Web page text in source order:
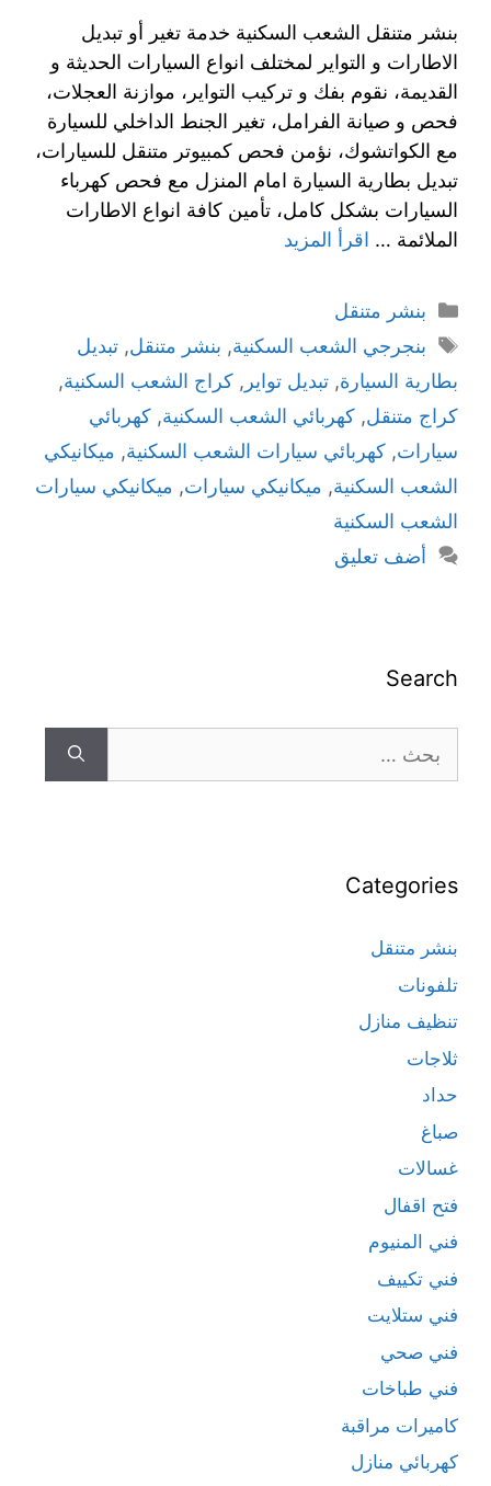
بنشر متنقل الشعب السكنية خدمة تغير أو تبديل
الاطارات و التواير لمختلف انواع السيارات الحديثة و
القديمة، نقوم بفك و تركيب التواير، موازنة العجلات،
فحص و صيانة الفرامل، تغير الجنط الداخلي للسيارة
مع الكواتشوك، نؤمن فحص كمبيوتر متنقل للسيارات،
تبديل بطارية السيارة امام المنزل مع فحص كهرباء
السيارات بشكل كامل، تأمين كافة انواع الاطارات
الملائمة … اقرأ المزيد
بنشر متنقل
بنجرجي الشعب السكنية, بنشر متنقل, تبديل
بطارية السيارة, تبديل تواير , كراج الشعب السكنية,
كراج متنقل, كهربائي الشعب السكنية, كهربائي
سيارات, كهربائي سيارات الشعب السكنية, ميكانيكي
الشعب السكنية, ميكانيكي سيارات, ميكانيكي سيارات
الشعب السكنية
أضف تعليق
Search
Categories
بنشر متنقل
تلفونات
تنظيف منازل
ثلاجات
حداد
صباغ
غسالات
فتح اقفال
فني المنيوم
فني تكييف
فني ستلايت
فني صحي
فني طباخات
كاميرات مراقبة
كهربائي منازل